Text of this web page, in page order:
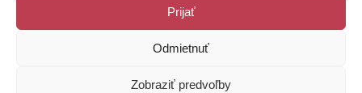
Prijať
Odmietnuť
Zobraziť predvoľby
kontakt@ucebnepomockyslovakia.sk